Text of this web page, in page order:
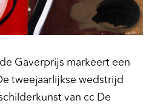
Gaverprijs markeert een
tweejaarlijkse wedstrijd
van cc De